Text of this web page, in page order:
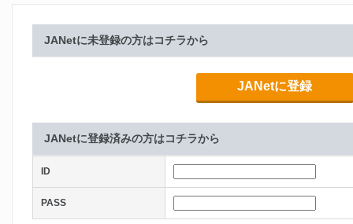
JANetに未登録の方はコチラから
JANetに登録
JANetに登録済みの方はコチラから
ID
PASS